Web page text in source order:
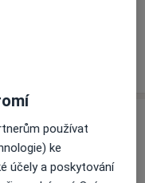
žádné informace o
používat
ke
účely a poskytování